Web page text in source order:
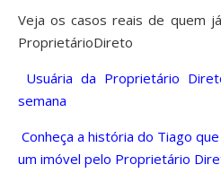
Veja os casos reais de quem
ProprietárioDireto
 Usuária da Proprietário
semana
 Conheça a história do Tiago
um imóvel pelo Proprietário